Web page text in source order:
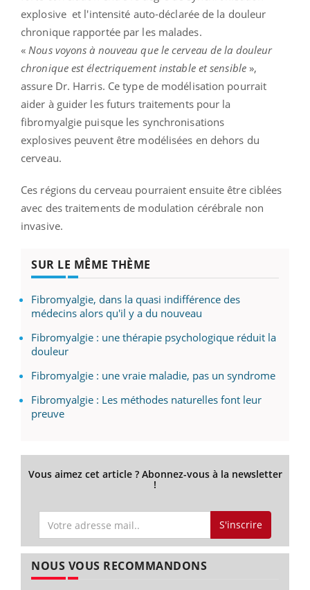
explosive et l'intensité auto-déclarée de la douleur
chronique rapportée par les malades.
«Nous voyons à nouveau que le cerveau de la douleur
chronique est électriquement instable et sensible»,
assure Dr. Harris. Ce type de modélisation pourrait
aider à guider les futurs traitements pour la
fibromyalgie puisque les synchronisations
explosives peuvent être modélisées en dehors du
cerveau.
Ces régions du cerveau pourraient ensuite être ciblées
avec des traitements de modulation cérébrale non
invasive.
SUR LE MÊME THÈME
Fibromyalgie, dans la quasi indifférence des
médecins alors qu'il y a du nouveau
Fibromyalgie : une thérapie psychologique réduit la
douleur
Fibromyalgie : une vraie maladie, pas un syndrome
Fibromyalgie : Les méthodes naturelles font leur
preuve
Vous aimez cet article ? Abonnez-vous à la newsletter
!
S'inscrire
NOUS VOUS RECOMMANDONS